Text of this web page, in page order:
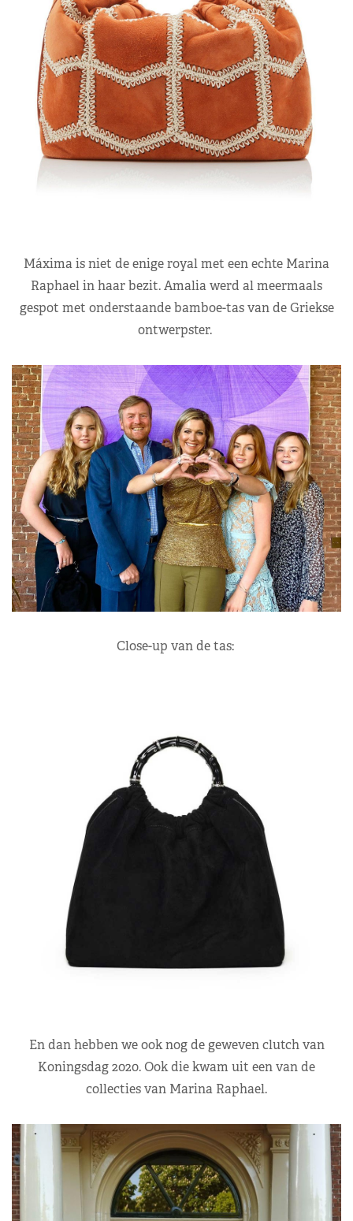
Máxima is niet de enige royal met een echte Marina
Raphael in haar bezit. Amalia werd al meermaals
gespot met onderstaande bamboe-tas van de Griekse
ontwerpster.
Close-up van de tas:
En dan hebben we ook nog de geweven clutch van
Koningsdag 2020. Ook die kwam uit een van de
collecties van Marina Raphael.